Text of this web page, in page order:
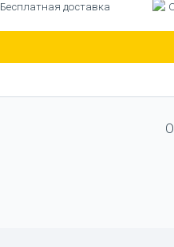
Бесплатная доставка